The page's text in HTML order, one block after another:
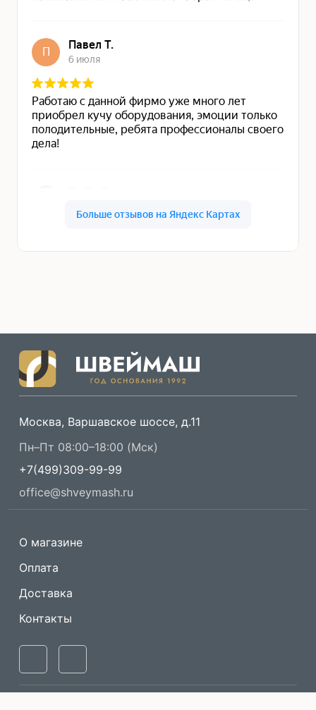
Одноигольные
прямострочные
ручного стежка
Москва, Варшавское шоссе, д.11
Пн–Пт 08:00–18:00 (Мск)
+7(499)309-99-99
office@shveymash.ru
О магазине
Оплата
Доставка
Контакты